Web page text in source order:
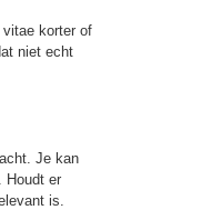
vitae korter of
niet echt
Je kan
Houdt er
is.